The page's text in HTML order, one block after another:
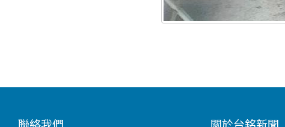
聯絡我們 關於台銘新聞